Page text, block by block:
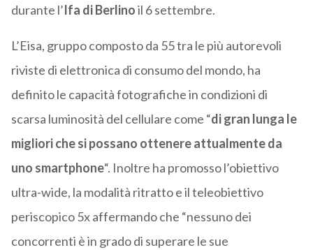
durante l’Ifa di Berlinoil 6 settembre.
L’Eisa, gruppo composto da 55 tra le più autorevoli
riviste di elettronica di consumo del mondo, ha
definito le capacità fotografiche in condizioni di
scarsa luminosità del cellulare come “di gran lunga le
migliori che si possano ottenere attualmente da
uno smartphone“. Inoltre ha promosso l’obiettivo
ultra-wide, la modalità ritratto e il teleobiettivo
periscopico 5x affermando che “nessuno dei
concorrenti è in grado di superare le sue